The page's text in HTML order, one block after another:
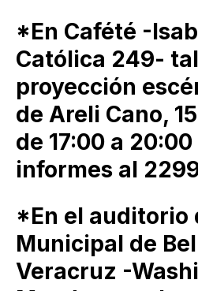
*En Cafété -
Católica 249-
proyección
de Areli Cano,
de 17:00 a
informes al
*En el auditorio
Municipal de
Veracruz -